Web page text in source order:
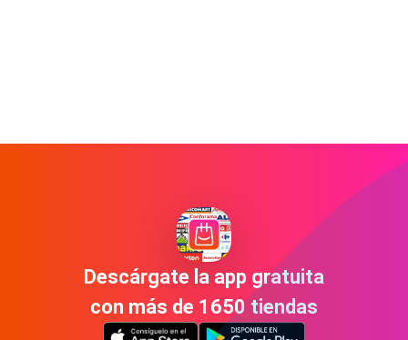
Descárgate la app gratuita
con más de 1650 tiendas